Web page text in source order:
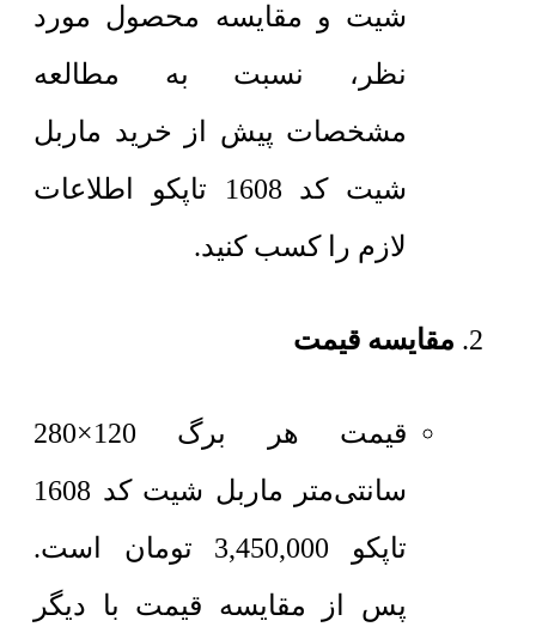
شیت و مقایسه محصول مورد
نظر، نسبت به مطالعه
مشخصات پیش از خرید ماربل
شیت کد 1608 تاپکو اطلاعات
لازم را کسب کنید.
مقایسه قیمت
قیمت هر برگ 120×280
سانتی‌متر
ماربل شیت کد 1608
تاپکو 3,450,000 تومان است.
پس از مقایسه قیمت با دیگر